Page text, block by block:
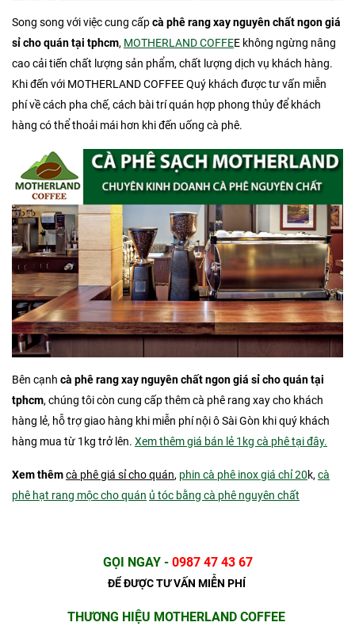
Song song với việc cung cấpcà phê rang xay nguyên chất ngon giá
sỉ cho quán tại tphcm, MOTHERLAND COFFEE không ngừng nâng
cao cải tiến chất lượng sản phẩm, chất lượng dịch vụ khách hàng.
Khi đến với MOTHERLAND COFFEE Quý khách được tư vấn miễn
phí về cách pha chế, cách bài trí quán hợp phong thủy để khách
hàng có thể thoải mái hơn khi đến uống cà phê.
Bên cạnh cà phê rang xay nguyên chất ngon giá sỉ cho quán tại
tphcm, chúng tôi còn cung cấp thêm cà phê rang xay cho khách
hàng lẻ, hỗ trợ giao hàng khi miễn phí nội ô Sài Gòn khi quý khách
hàng mua từ 1kg trở lên. Xem thêm giá bán lẻ 1kg cà phê tại đây.
Xem thêmcà phê giá sỉ cho quán, phin cà phê inox giá chỉ 20k,cà
phê hạt rang mộc cho quán ủ tóc bằng cà phê nguyên chất
GỌI NGAY - 0987 47 43 67
ĐỂ ĐƯỢC TƯ VẤN MIỄN PHÍ
THƯƠNG HIỆU MOTHERLAND COFFEE